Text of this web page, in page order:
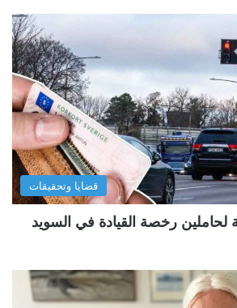
قضايا وتحقيقات
لحاملين رخصة القيادة في السويد